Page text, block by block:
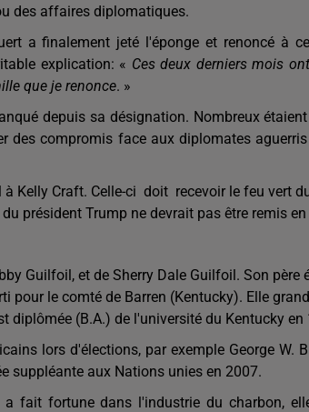
des affaires diplomatiques.
a finalement jeté l'éponge et renoncé à
explication: « Ces deux derniers mois
que je renonce. »
depuis sa désignation. Nombreux
des compromis face aux diplomates
Kelly Craft. Celle-ci doit recevoir le feu vert
président Trump ne devrait pas être remis
Guilfoil, et de Sherry Dale Guilfoil. Son
pour le comté de Barren (Kentucky). Elle
diplômée (B.A.) de l'université du Kentucky en
lors d'élections, par exemple George W.
suppléante aux Nations unies en 2007.
fait fortune dans l'industrie du charbon,